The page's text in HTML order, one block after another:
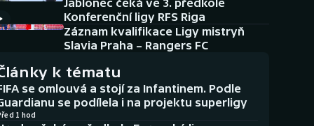
AZ kvíz
Jablonec čeká ve 3. předkole
Konferenční ligy RFS Riga
Záznam kvalifikace Ligy mistryň
Slavia Praha – Rangers FC
k tématu
se omlouvá a stojí za Infantinem. Podle
se podílela i na projektu superligy
1 hod